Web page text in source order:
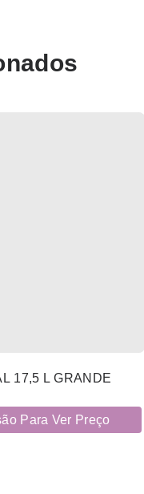
17,5 L GRANDE
Para Ver Preço